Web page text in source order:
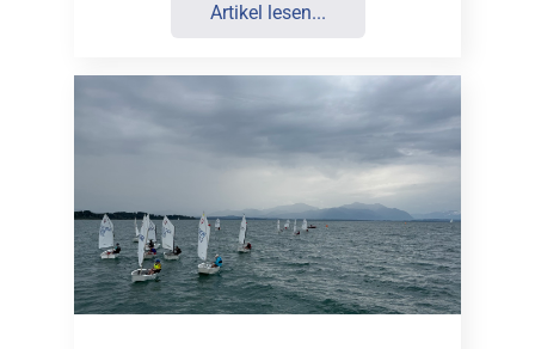
Artikel lesen...